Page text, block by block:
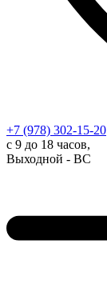
+7 (978) 302-15-20
с 9 до 18 часов,
Выходной - ВС